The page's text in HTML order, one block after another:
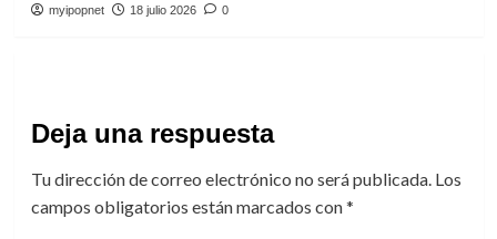
myipopnet 18 julio 2026 0
Deja una respuesta
Tu dirección de correo electrónico no será publicada. Los
campos obligatorios están marcados con*